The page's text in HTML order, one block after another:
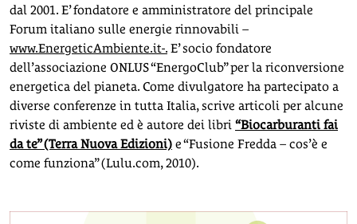
dal 2001. E’ fondatore e amministratore del principale
Forum italiano sulle energie rinnovabili –
www.EnergeticAmbiente.it-. E’ socio fondatore
dell’associazione ONLUS “EnergoClub” per la riconversione
energetica del pianeta. Come divulgatore ha partecipato a
diverse conferenze in tutta Italia, scrive articoli per alcune
riviste di ambiente ed è autore dei libri “Biocarburanti fai
da te” (Terra Nuova Edizioni) e “Fusione Fredda – cos’è e
come funziona” (Lulu.com, 2010).